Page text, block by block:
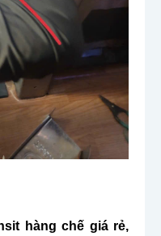
hàng chế giá rẻ,